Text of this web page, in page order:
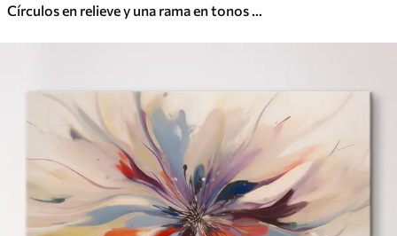
Círculos en relieve y una rama en tonos neutros cálidos